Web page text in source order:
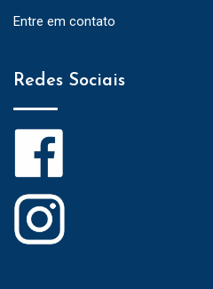
Entre em contato
Redes Sociais